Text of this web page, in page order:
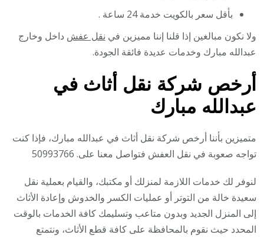
بأقل سعر بالكويت خدمة 24 ساعة .
ولا نكون مبالغين إذا قلنا إننا مميزين في نقل عفش داخل وخارج
عبدالله مبارك وخدمات عديدة فائقة الجودة.
أرخص شركة نقل أثاث في
عبدالله مبارك
متميزين بأننا أرخص شركة نقل أثاث في عبدالله مبارك، فإذا كنت
تواجه صعوبة في نقل العفش فتواصل معنا على. 50993766
لنوفر لك خدمات اللازمة لمنزلك أو مكتبك، والقيام بعملية نقل
سعيدة خالة من التوتر أو عمليات الكسر والخدوش وإعادة الأثاث
إلى المنزل الجديد وبدون متاعب وتسليمك كافة الخدمات بالوقت
المحدد حيث نقوم بالمحافظة على كافة قطع الأثاث، ونتمتع